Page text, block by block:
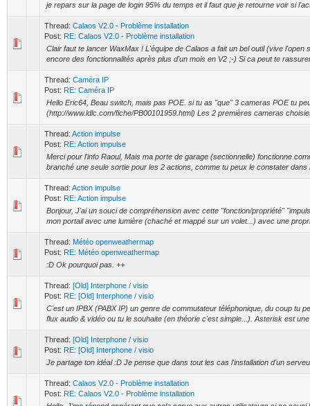
je repars sur la page de login 95% du temps et il faut que je retourne voir si
Thread: Calaos V2.0 - Problème installation
Post: RE: Calaos V2.0 - Problème installation
Clair faut te lancer WaxMax ! L'équipe de Calaos a fait un bel outil (vive l'open
encore des fonctionnalités après plus d'un mois en V2 ;-) Si ca peut te
Thread: Caméra IP
Post: RE: Caméra IP
Hello Eric64, Beau switch, mais pas POE. si tu as "que" 3 cameras POE tu
(http://www.ldlc.com/fiche/PB00101959.html) Les 2 premières cameras
Thread: Action impulse
Post: RE: Action impulse
Merci pour l'info Raoul, Mais ma porte de garage (sectionnelle) fonctionne
branché une seule sortie pour les 2 actions, comme tu peux le constater dans
Thread: Action impulse
Post: RE: Action impulse
Bonjour, J'ai un souci de compréhension avec cette "fonction/propriété"
mon portail avec une lumière (chaché et mappé sur un volet...) avec une
Thread: Météo openweathermap
Post: RE: Météo openweathermap
:D Ok pourquoi pas. ++
Thread: [Old] Interphone / visio
Post: RE: [Old] Interphone / visio
C'est un IPBX (PABX IP) un genre de commutateur téléphonique, du coup tu
flux audio & vidéo ou tu le souhaite (en théorie c'est simple...). Asterisk est
Thread: [Old] Interphone / visio
Post: RE: [Old] Interphone / visio
Je partage ton idéal :D Je pense que dans tout les cas l'installation d'un
Thread: Calaos V2.0 - Problème installation
Post: RE: Calaos V2.0 - Problème installation